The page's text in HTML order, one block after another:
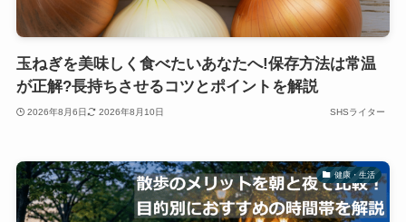
玉ねぎを美味しく食べたいあなたへ!保存方法は常温
が正解?長持ちさせるコツとポイントを解説
2026年8月6日 2026年8月10日 SHSライター
健康・生活